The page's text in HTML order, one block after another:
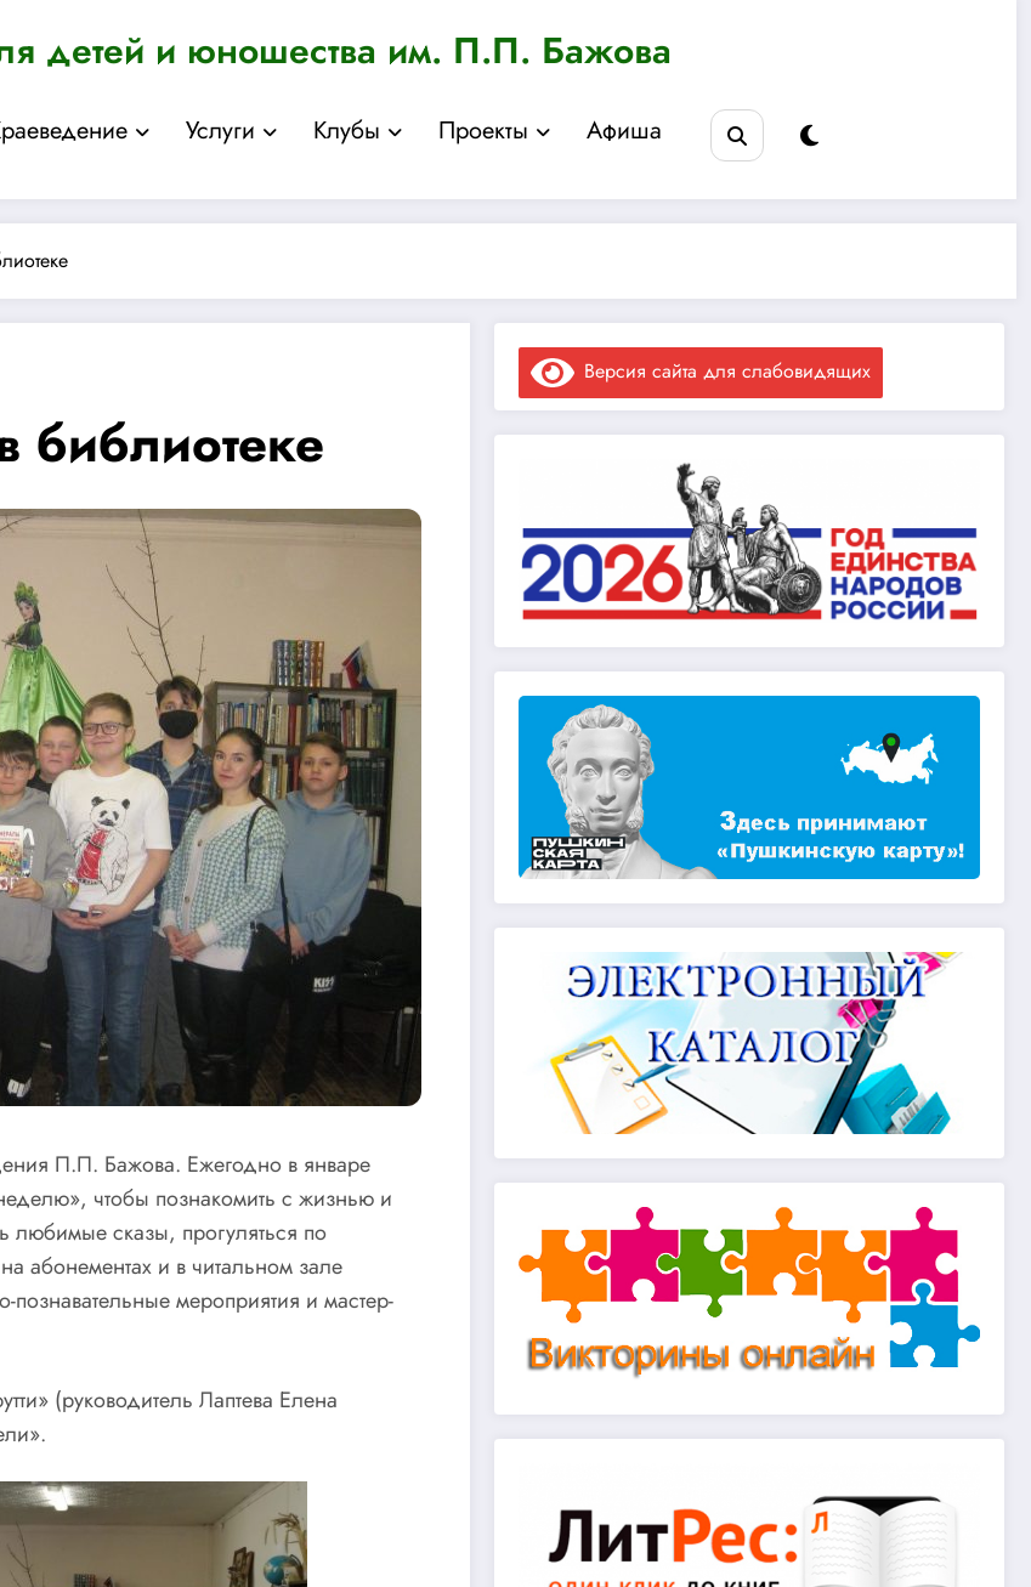
детей и юношества им. П.П. Бажова
Услуги Клубы Проекты Афиша
библиотеке
П.П. Бажова. Ежегодно в январе
чтобы познакомить с жизнью и
любимые сказы, прогуляться по
абонементах и в читальном зале
мероприятия и мастер-
(руководитель Лаптева Елена
Версия сайта для слабовидящих